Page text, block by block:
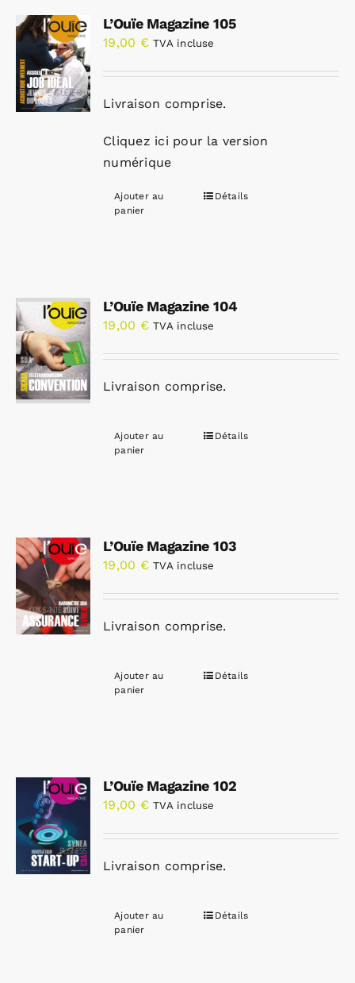
L’Ouïe Magazine 105
19,00 € TVA incluse
Livraison comprise.
Cliquez ici pour la version
numérique
Ajouter au
panier
Détails
L’Ouïe Magazine 104
19,00 € TVA incluse
Livraison comprise.
Ajouter au
panier
Détails
L’Ouïe Magazine 103
19,00 € TVA incluse
Livraison comprise.
Ajouter au
panier
Détails
L’Ouïe Magazine 102
19,00 € TVA incluse
Livraison comprise.
Ajouter au
panier
Détails